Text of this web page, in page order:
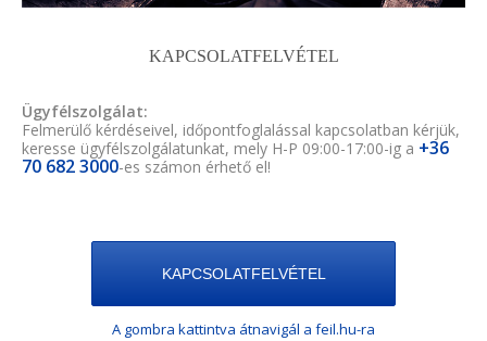
KAPCSOLATFELVÉTEL
Ügyfélszolgálat:
Felmerülő kérdéseivel, időpontfoglalással kapcsolatban kérjük,
keresse ügyfélszolgálatunkat, mely H-P 09:00-17:00-ig a +36
70 682 3000-es számon érhető el!
KAPCSOLATFELVÉTEL
A gombra kattintva átnavigál a feil.hu-ra